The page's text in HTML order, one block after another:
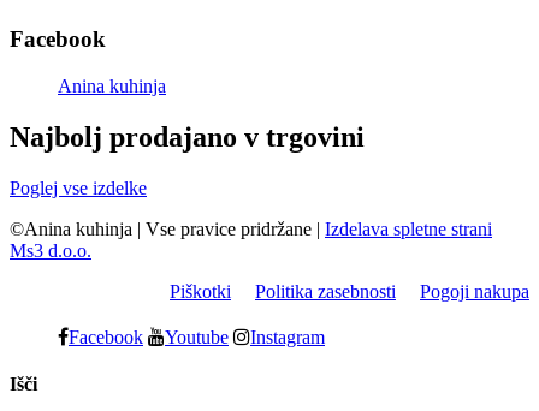
Facebook
Anina kuhinja
Najbolj prodajano v trgovini
Poglej vse izdelke
©Anina kuhinja | Vse pravice pridržane | Izdelava spletne strani
Ms3 d.o.o.
Piškotki
Politika zasebnosti Pogoji nakupa
Facebook Youtube Instagram
Išči